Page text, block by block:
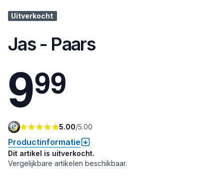
Uitverkocht
Jas - Paars
999
5.00/5.00
Productinformatie
Dit artikel is uitverkocht.
Vergelijkbare artikelen beschikbaar.